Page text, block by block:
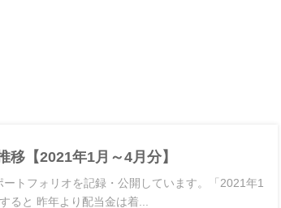
移【2021年1月～4月分】
トフォリオを記録・公開しています。「2021年1
ると 昨年より配当金は着...